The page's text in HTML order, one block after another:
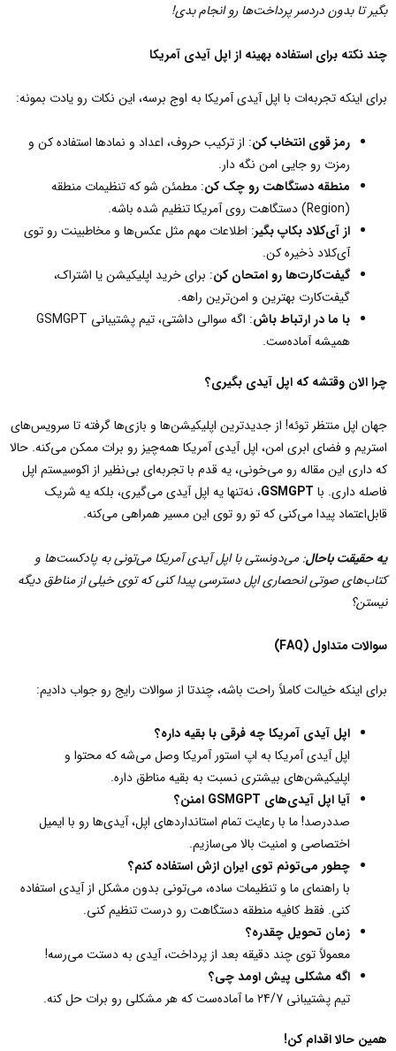
بگیر تا بدون دردسر پرداخت‌ها رو انجام بدی!
چند نکته برای استفاده بهینه از اپل آیدی آمریکا
برای اینکه تجربه‌ات با اپل آیدی آمریکا به اوج برسه، این نکات رو یادت بمونه:
رمز قوی انتخاب کن: از ترکیب حروف، اعداد و نمادها استفاده کن و
رمزت رو جایی امن نگه دار.
منطقه دستگاهت رو چک کن: مطمئن شو که تنظیمات منطقه
(Region) دستگاهت روی آمریکا تنظیم شده باشه.
از آی‌کلاد بکاپ بگیر: اطلاعات مهم مثل عکس‌ها و مخاطبینت رو توی
آی‌کلاد ذخیره کن.
گیفت‌کارت‌ها رو امتحان کن: برای خرید اپلیکیشن یا اشتراک،
گیفت‌کارت بهترین و امن‌ترین راهه.
با ما در ارتباط باش
: اگه سوالی داشتی، تیم پشتیبانی GSMGPT
همیشه آماده‌ست.
چرا الان وقتشه که اپل آیدی بگیری؟
جهان اپل منتظر توئه! از جدیدترین اپلیکیشن‌ها و بازی‌ها گرفته تا سرویس‌های
استریم و فضای ابری امن، اپل آیدی آمریکا همه‌چیز رو برات ممکن می‌کنه. حالا
که داری این مقاله رو می‌خونی، یه قدم با تجربه‌ای بی‌نظیر از اکوسیستم اپل
فاصله داری. با GSMGPT، نه‌تنها یه اپل آیدی می‌گیری، بلکه یه شریک
قابل‌اعتماد پیدا می‌کنی که تو رو توی این مسیر همراهی می‌کنه.
یه حقیقت باحال:می‌دونستی با اپل آیدی آمریکا می‌تونی به پادکست‌ها و
کتاب‌های صوتی انحصاری اپل دسترسی پیدا کنی که توی خیلی از مناطق دیگه
نیستن؟
سوالات متداول (FAQ)
برای اینکه خیالت کاملاً راحت باشه، چندتا از سوالات رایج رو جواب دادیم:
اپل آیدی آمریکا چه فرقی با بقیه داره؟
اپل آیدی آمریکا به اپ استور آمریکا وصل می‌شه که محتوا و
اپلیکیشن‌های بیشتری نسبت به بقیه مناطق داره.
آیا اپل آیدی‌های
امنن؟
صددرصد! ما با رعایت تمام استانداردهای اپل، آیدی‌ها رو با ایمیل
اختصاصی و امنیت بالا می‌سازیم.
چطور می‌تونم توی ایران ازش استفاده کنم؟
با راهنمای ما و تنظیمات ساده، می‌تونی بدون مشکل از آیدی استفاده
کنی. فقط کافیه منطقه دستگاهت رو درست تنظیم کنی.
زمان تحویل چقدره؟
معمولاً توی چند دقیقه بعد از پرداخت، آیدی به دستت می‌رسه!
اگه مشکلی پیش اومد چی؟
تیم پشتیبانی 24/7 ما آماده‌ست که هر مشکلی رو برات حل کنه.
همین حالا اقدام کن!